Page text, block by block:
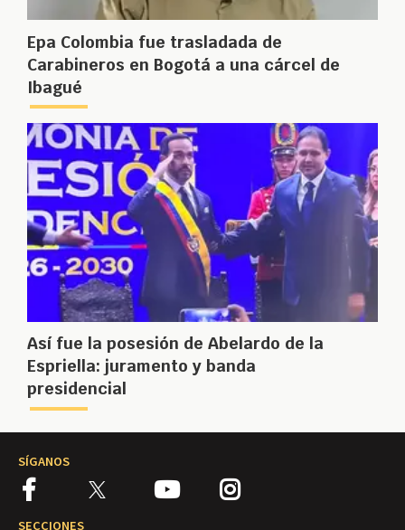
Epa Colombia fue trasladada de
Carabineros en Bogotá a una cárcel de
Ibagué
Así fue la posesión de Abelardo de la
Espriella: juramento y banda
presidencial
SÍGANOS
SECCIONES